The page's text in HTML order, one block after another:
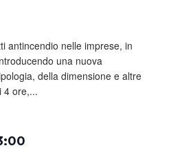
antincendio nelle imprese, in
una nuova
della dimensione e altre
4 ore,...